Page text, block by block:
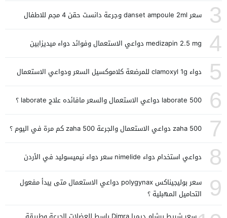
3 سعر danset ampoule 2ml وجرعة دانست حقن 4 مجم للاطفال
4 medizapin 2.5 mg دواعي الاستعمال وفوائد دواء ميديزابين
5 دواء clamoxyl 1g للمرضعة كلاموكسيل السعر ودواعي الاستعمال
6 laborate 500 دواعي الاستعمال والسعر مافائده علاج laborate ؟
7 zaha 500 دواعي الاستعمال والجرعة zaha 500 كم مرة في اليوم ؟
8 دواعي استخدام دواء nimelide سعر دواء نيميسوليد في الأردن
9
سعر بوليجيناكس polygynax دواعي الاستعمال متى يبدأ مفعول
التحاميل المهبلية ؟